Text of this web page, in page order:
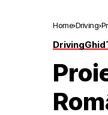
Home Driving
DrivingGhid